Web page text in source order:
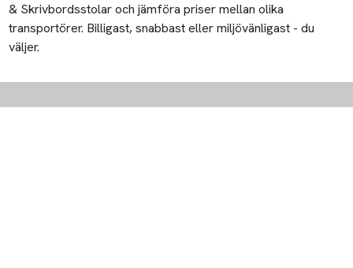
& Skrivbordsstolar och jämföra priser mellan olika
transportörer. Billigast, snabbast eller miljövänligast - du
väljer.